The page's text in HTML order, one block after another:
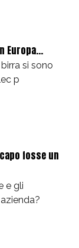
Europa...
si sono
p
fosse un
e gli